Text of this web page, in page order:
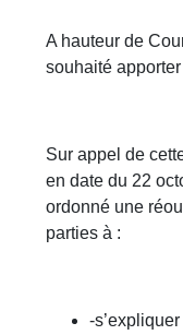
A hauteur de
souhaité
Sur appel de
en date du 22
ordonné une
parties à :
-